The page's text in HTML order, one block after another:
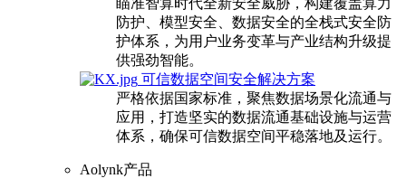
防护、模型安全、数据安全的全栈式安全防
护体系，为用户业务变革与产业结构升级提
供强劲智能。
可信数据空间安全解决方案
严格依据国家标准，聚焦数据场景化流通与
应用，打造坚实的数据流通基础设施与运营
体系，确保可信数据空间平稳落地及运行。
Aolynk产品